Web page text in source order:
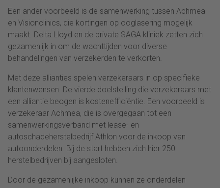
Een ander voorbeeld is de samenwerking tussen Achmea
en Visionclinics, die kortingen op ooglasering mogelijk
maakt. Delta Lloyd en de private SAGA kliniek zetten zich
gezamenlijk in om de wachttijden voor diverse
behandelingen van verzekerden te verkorten.
Met deze allianties spelen verzekeraars in op specifieke
klantenwensen. De vierde doelstelling die verzekeraars met
een alliantie beogen is kostenefficiëntie. Een voorbeeld is
verzekeraar Achmea, die is overgegaan tot een
samenwerkingsverband met lease- en
autoschadeherstelbedrijf Athlon voor de inkoop van
autoonderdelen. Bij de start hebben zich hier 250
herstelbedrijven bij aangesloten.
Door de gezamenlijke inkoop kunnen ze onderdelen